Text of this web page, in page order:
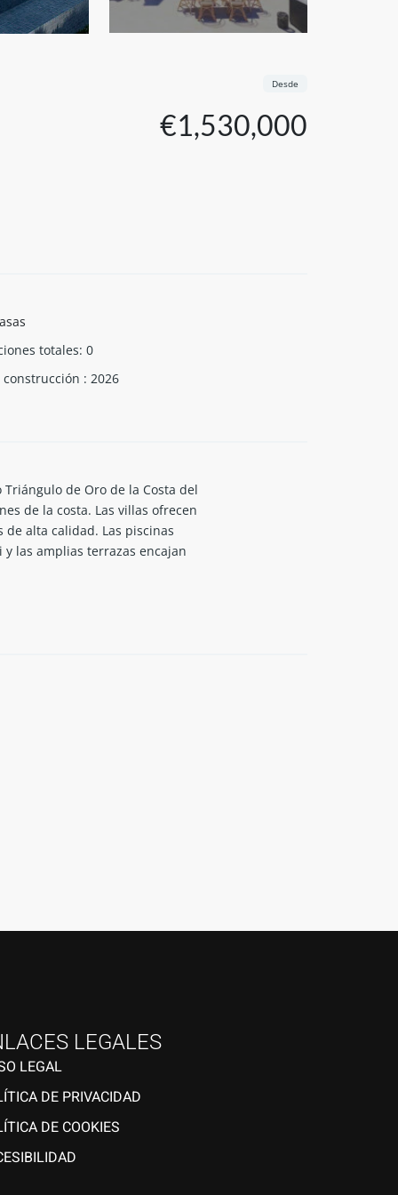
€1,530,000
Desde
totales: 0
construcción : 2026
de Oro de la Costa del
de la costa. Las villas ofrecen
alta calidad. Las piscinas
las amplias terrazas encajan
LEGALES
LEGAL
DE PRIVACIDAD
DE COOKIES